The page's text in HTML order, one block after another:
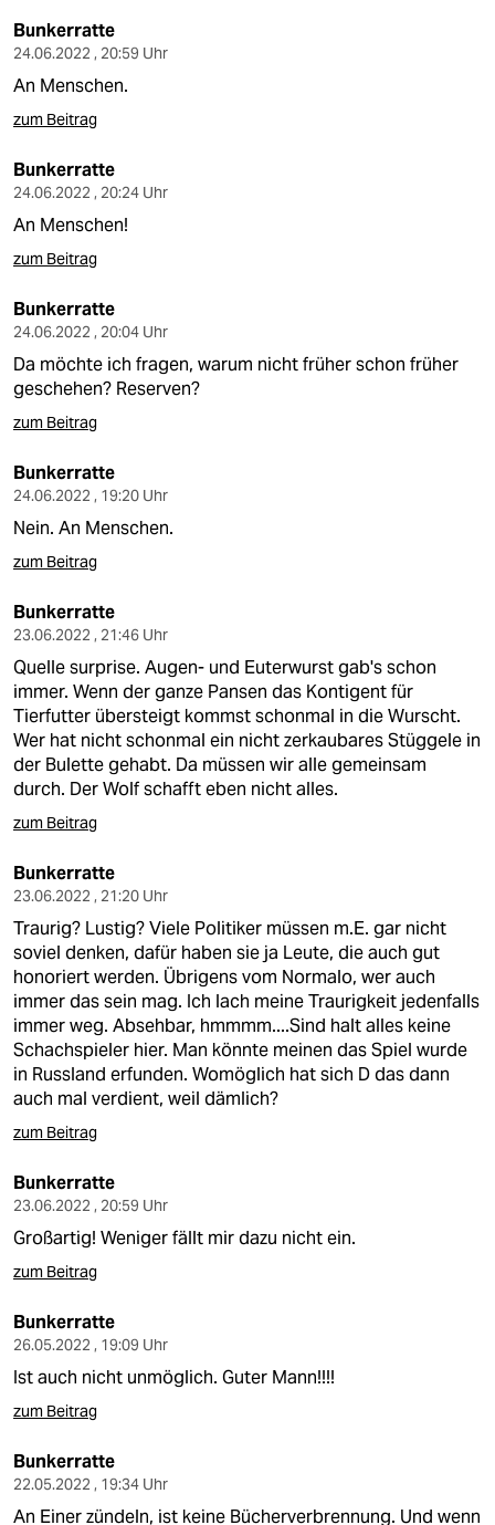
Bunkerratte
24.06.2022 , 20:59 Uhr
An Menschen.
zum Beitrag
Bunkerratte
24.06.2022 , 20:24 Uhr
An Menschen!
zum Beitrag
Bunkerratte
24.06.2022 , 20:04 Uhr
Da möchte ich fragen, warum nicht früher schon früher
geschehen? Reserven?
zum Beitrag
Bunkerratte
24.06.2022 , 19:20 Uhr
Nein. An Menschen.
zum Beitrag
Bunkerratte
23.06.2022 , 21:46 Uhr
Quelle surprise. Augen- und Euterwurst gab's schon
immer. Wenn der ganze Pansen das Kontigent für
Tierfutter übersteigt kommst schonmal in die Wurscht.
Wer hat nicht schonmal ein nicht zerkaubares Stüggele in
der Bulette gehabt. Da müssen wir alle gemeinsam
durch. Der Wolf schafft eben nicht alles.
zum Beitrag
Bunkerratte
23.06.2022 , 21:20 Uhr
Traurig? Lustig? Viele Politiker müssen m.E. gar nicht
soviel denken, dafür haben sie ja Leute, die auch gut
honoriert werden. Übrigens vom Normalo, wer auch
immer das sein mag. Ich lach meine Traurigkeit jedenfalls
immer weg. Absehbar, hmmmm....Sind halt alles keine
Schachspieler hier. Man könnte meinen das Spiel wurde
in Russland erfunden. Womöglich hat sich D das dann
auch mal verdient, weil dämlich?
zum Beitrag
Bunkerratte
23.06.2022 , 20:59 Uhr
Großartig! Weniger fällt mir dazu nicht ein.
zum Beitrag
Bunkerratte
26.05.2022 , 19:09 Uhr
Ist auch nicht unmöglich. Guter Mann!!!!
zum Beitrag
Bunkerratte
22.05.2022 , 19:34 Uhr
An Einer zündeln, ist keine Bücherverbrennung. Und wenn